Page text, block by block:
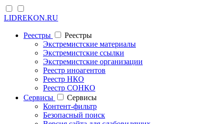
LIDREKON.RU
Реестры
Реестры
Экстремистские материалы
Экстремистские ссылки
Экстремистские организации
Реестр иноагентов
Реестр НКО
Реестр СОНКО
Cервисы
Cервисы
Контент-фильтр
Безопасный поиск